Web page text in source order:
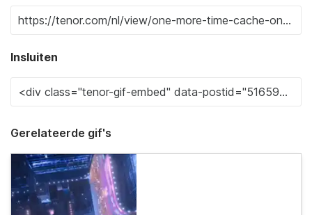
Insluiten
Gerelateerde gif's